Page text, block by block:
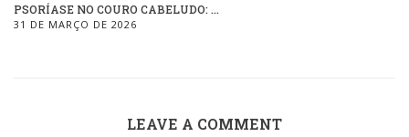
PSORÍASE NO COURO CABELUDO: ...
31 DE MARÇO DE 2026
LEAVE A COMMENT